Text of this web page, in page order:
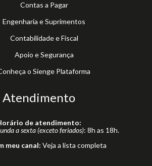
Contas a Pagar
Engenharia e Suprimentos
Contabilidade e Fiscal
Apoio e Segurança
o Sienge Plataforma
Atendimento
de atendimento:
a sexta (exceto feriados): 8h as 18h.
meu canal: Veja a lista completa